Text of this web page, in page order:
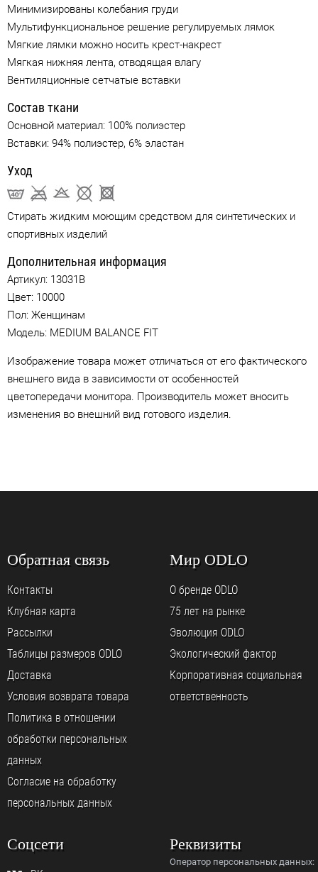
Минимизированы колебания груди
Мультифункциональное решение регулируемых лямок
Мягкие лямки можно носить крест-накрест
Мягкая нижняя лента, отводящая влагу
Вентиляционные сетчатые вставки
Состав ткани
Основной материал: 100% полиэстер
Вставки: 94% полиэстер, 6% эластан
Уход
Стирать жидким моющим средством для синтетических и
спортивных изделий
Дополнительная информация
Артикул: 13031B
Цвет: 10000
Пол: Женщинам
Модель: MEDIUM BALANCE FIT
Изображение товара может отличаться от его фактического
внешнего вида в зависимости от особенностей
цветопередачи монитора. Производитель может вносить
изменения во внешний вид готового изделия.
Обратная связь
Контакты
Клубная карта
Рассылки
Таблицы размеров ODLO
Доставка
Условия возврата товара
Политика в отношении
обработки персональных
данных
Согласие на обработку
персональных данных
Мир ODLO
О бренде ODLO
75 лет на рынке
Эволюция ODLO
Экологический фактор
Корпоративная социальная
ответственность
Соцсети Реквизиты
Оператор персональных данных: